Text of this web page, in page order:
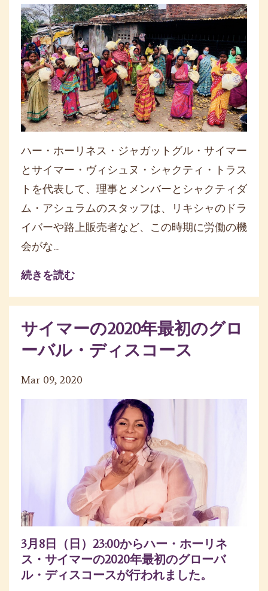
ハー・ホーリネス・ジャガットグル・サイマー
とサイマー・ヴィシュヌ・シャクティ・トラス
トを代表して、理事とメンバーとシャクティダ
ム・アシュラムのスタッフは、リキシャのドラ
イバーや路上販売者など、この時期に労働の機
会がな...
続きを読む
サイマーの2020年最初のグロ
ーバル・ディスコース
Mar 09, 2020
3月8日（日）23:00からハー・ホーリネ
ス・サイマーの2020年最初のグローバ
ル・ディスコースが行われました。